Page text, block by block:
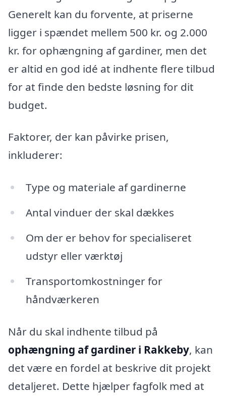
Generelt kan du forvente, at priserne
ligger i spændet mellem 500 kr. og 2.000
kr. for ophængning af gardiner, men det
er altid en god idé at indhente flere tilbud
for at finde den bedste løsning for dit
budget.
Faktorer, der kan påvirke prisen,
inkluderer:
Type og materiale af gardinerne
Antal vinduer der skal dækkes
Om der er behov for specialiseret
udstyr eller værktøj
Transportomkostninger for
håndværkeren
Når du skal indhente tilbud på
ophængning af gardiner i Rakkeby, kan
det være en fordel at beskrive dit projekt
detaljeret. Dette hjælper fagfolk med at